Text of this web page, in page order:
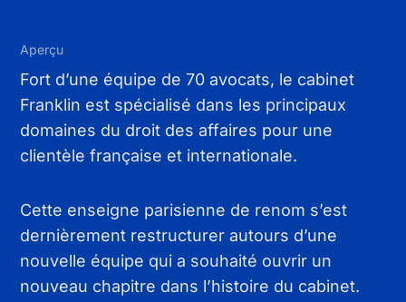
Aperçu
Fort d’une équipe de 70 avocats, le cabinet
Franklin est spécialisé dans les principaux
domaines du droit des affaires pour une
clientèle française et internationale.
Cette enseigne parisienne de renom s’est
dernièrement restructurer autours d’une
nouvelle équipe qui a souhaité ouvrir un
nouveau chapitre dans l’histoire du cabinet.